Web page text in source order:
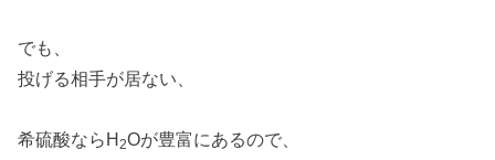
でも、
投げる相手が居ない、
希硫酸ならH2Oが豊富にあるので、